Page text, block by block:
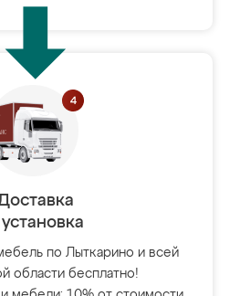
по Лыткарино и всей
области бесплатно!